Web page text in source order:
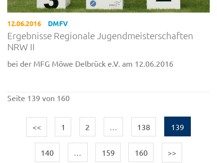
12.06.2016 DMFV
Ergebnisse Regionale Jugendmeisterschaften
NRW II
bei der MFG Möwe Delbrück e.V. am 12.06.2016
Seite 139 von 160
<< 1 2 138 139
140 … 159 160 >>